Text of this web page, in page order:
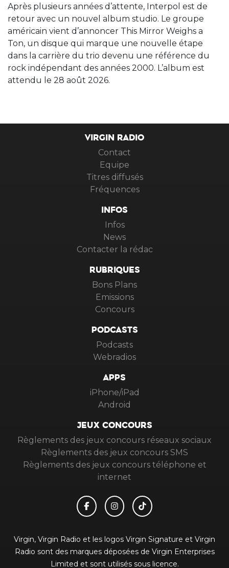
Après plusieurs années d’attente, Interpol est de
retour avec un nouvel album studio. Le groupe
américain vient d’annoncer This Mirror Weighs a
Ton, un disque qui marque une nouvelle étape
dans la carrière du trio devenu une référence du
rock indépendant des années 2000. L’album est
attendu le 28 août 2026.
VIRGIN RADIO
Contact
Equipe
Titres diffusés
Fréquences
INFOS
Infos
News
Contacter la rédac
RUBRIQUES
Bons Plans
Emissions
Concours
PODCASTS
Podcasts
Webradios
APPS
iPhone/iPad
Android
JEUX CONCOURS
Règlements des jeux concours réseaux sociaux
Règlements des jeux concours SMS
Règlements des jeux concours téléphone et
internet
Virgin, Virgin Radio et les logos Virgin Signature et Virgin
Radio sont des marques déposées de Virgin Enterprises
Limited et sont utilisés sous licence.